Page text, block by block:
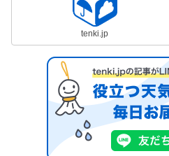
tenki.jp